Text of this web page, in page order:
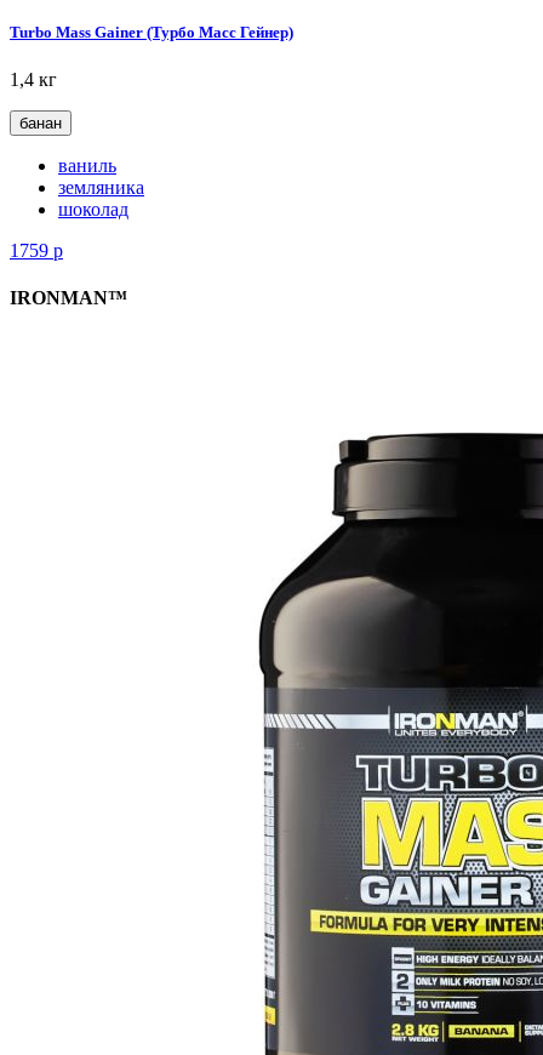
Turbo Mass Gainer (Турбо Масс Гейнер)
1,4 кг
банан
ваниль
земляника
шоколад
1759 р
IRONMAN™